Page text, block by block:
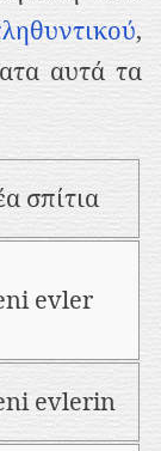
,
αυτά τα
σπίτια
evler
evlerin